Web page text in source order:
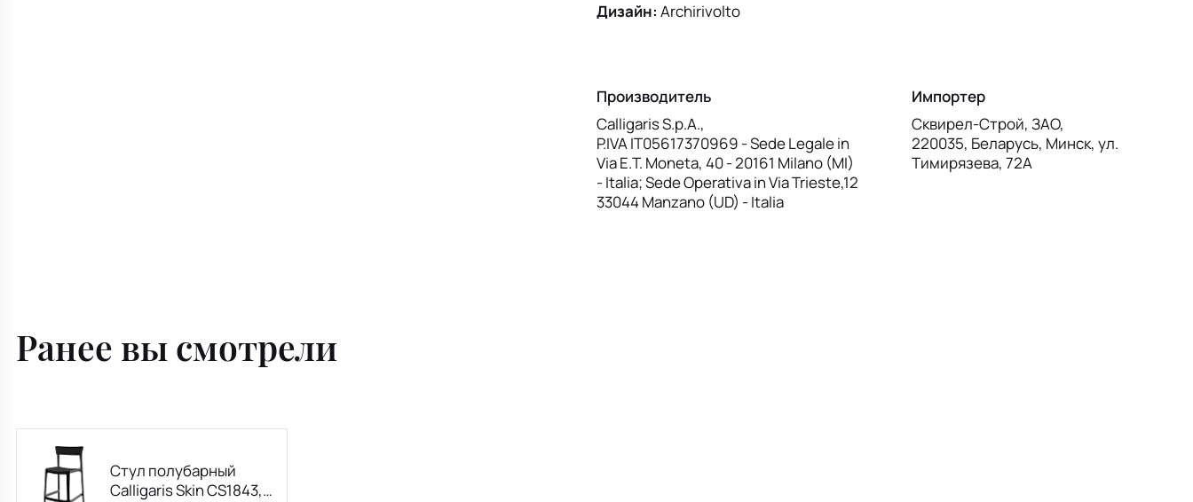
Дизайн: Archirivolto
Производитель
Calligaris S.p.A.,
P.IVA IT05617370969 - Sede Legale in
Via E.T. Moneta, 40 - 20161 Milano (MI)
- Italia; Sede Operativa in Via Trieste,12
33044 Manzano (UD) - Italia
Импортер
Сквирел-Строй, ЗАО,
220035, Беларусь, Минск, ул.
Тимирязева, 72А
Ранее вы смотрели
Стул полубарный
Calligaris Skin CS1843,